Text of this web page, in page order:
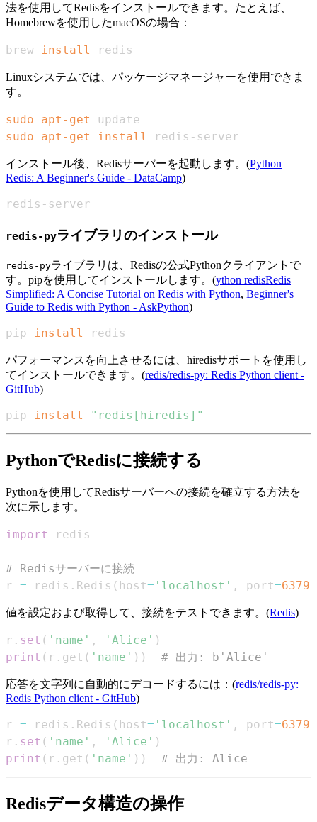
法を使用してRedisをインストールできます。たとえば、
Homebrewを使用したmacOSの場合：
brew install redis
Linuxシステムでは、パッケージマネージャーを使用できま
す。
sudo apt-get
sudo
apt-get install redis-server
インストール後、Redisサーバーを起動します。(Python
Redis: A Beginner's Guide - DataCamp)
redis-server
redis-pyライブラリのインストール
redis-pyライブラリは、Redisの公式Pythonクライアントで
す。pipを使用してインストールします。(ython redisRedis
Simplified: A Concise Tutorial on Redis with Python, Beginner's
Guide to Redis with Python - AskPython)
pip install redis
パフォーマンスを向上させるには、hiredisサポートを使用し
てインストールできます。(redis/redis-py: Redis Python client -
GitHub)
pip install "redis[hiredis]"
PythonでRedisに接続する
Pythonを使用してRedisサーバーへの接続を確立する方法を
次に示します。
import
# Redisサーバーに接続
r = redis . Redis ( host= 'localhost' , port=6379
値を設定および取得して、接続をテストできます。(Redis)
r . set ( 'name' , 'Alice' )
print ( r . get ( 'name' ) ) # 出力: b'Alice'
応答を文字列に自動的にデコードするには：(redis/redis-py:
Redis Python client - GitHub)
r = redis . Redis ( host= 'localhost' , port=6379
r . set ( 'name' , 'Alice' )
print ( r . get ( 'name' ) ) # 出力: Alice
Redisデータ構造の操作